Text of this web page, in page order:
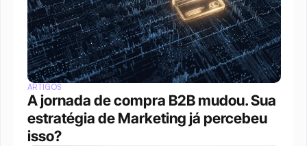
ARTIGOS
A jornada de compra B2B mudou. Sua
estratégia de Marketing já percebeu
isso?